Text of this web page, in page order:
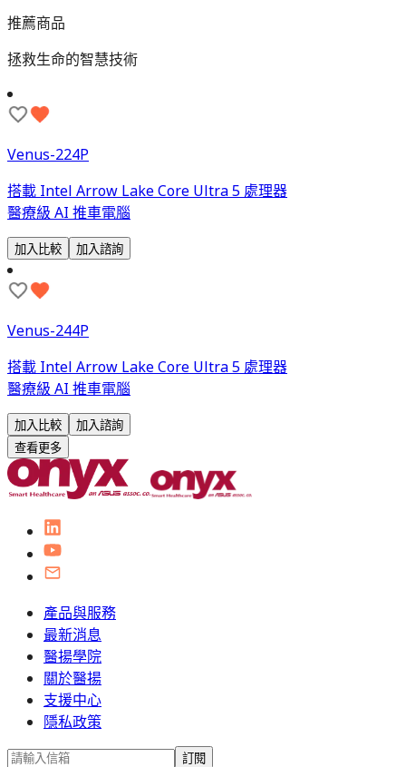
推薦商品
拯救生命的智慧技術
Venus-224P
搭載 Intel Arrow Lake Core Ultra 5 處理器
醫療級 AI 推車電腦
加入比較 加入諮詢
Venus-244P
搭載 Intel Arrow Lake Core Ultra 5 處理器
醫療級 AI 推車電腦
加入比較
加入諮詢
查看更多
產品與服務
最新消息
醫揚學院
關於醫揚
支援中心
隱私政策
訂閱